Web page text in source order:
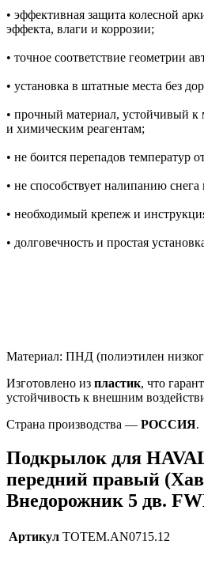
• эффективная защита колесной
эффекта, влаги и коррозии;
• точное соответствие геометрии
• установка в штатные места без
• прочный материал, устойчивый к
и химическим реагентам;
• не боится перепадов температур
• не способствует налипанию снега
• необходимый крепеж и
• долговечность и простая
Материал: ПНД (полиэтилен
Изготовлено из пластик, что
устойчивость к внешним
Страна производства — РОССИЯ.
Подкрылок для
передний правый
Внедорожник 5 дв.
Артикул TOTEM.AN0715.12